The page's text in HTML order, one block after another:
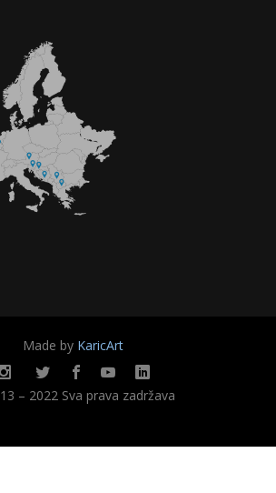
Made by KaricArt
– 2022 Sva prava zadržava